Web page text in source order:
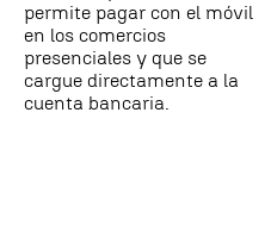
permite pagar con el móvil
en los comercios
presenciales y que se
cargue directamente a la
cuenta bancaria.